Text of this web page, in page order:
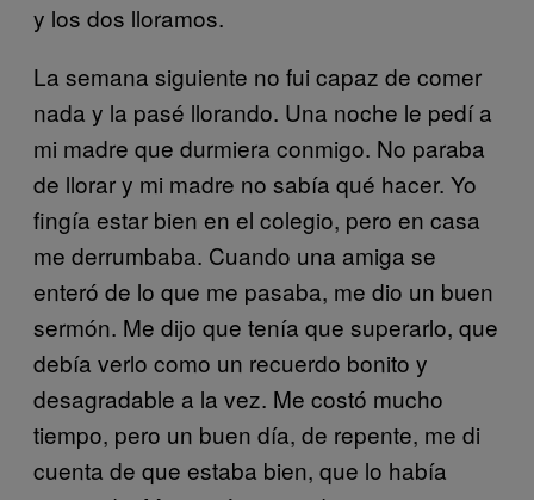
y los dos lloramos.
La semana siguiente no fui capaz de comer
nada y la pasé llorando. Una noche le pedí a
mi madre que durmiera conmigo. No paraba
de llorar y mi madre no sabía qué hacer. Yo
fingía estar bien en el colegio, pero en casa
me derrumbaba. Cuando una amiga se
enteró de lo que me pasaba, me dio un buen
sermón. Me dijo que tenía que superarlo, que
debía verlo como un recuerdo bonito y
desagradable a la vez. Me costó mucho
tiempo, pero un buen día, de repente, me di
cuenta de que estaba bien, que lo había